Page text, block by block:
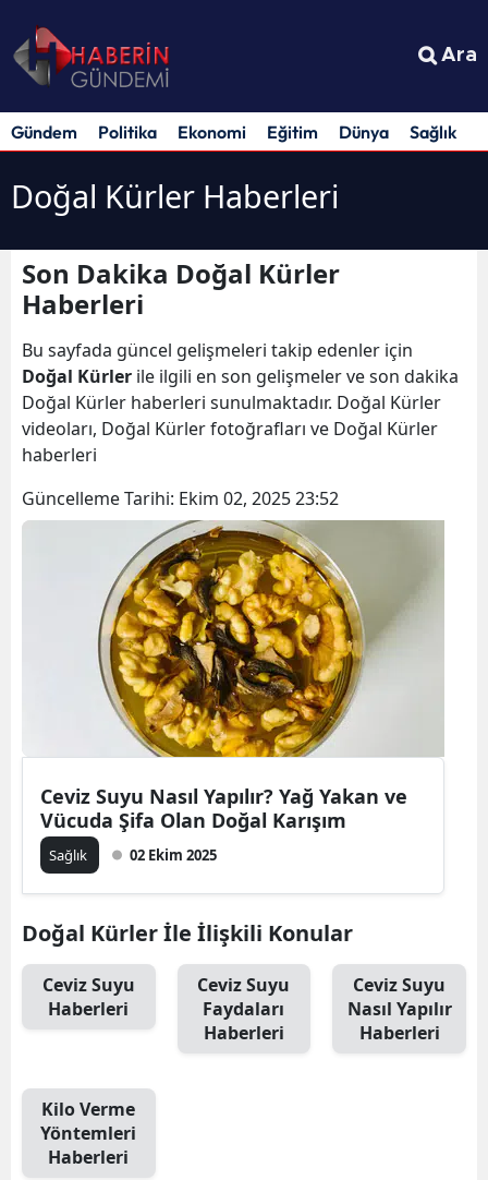
Ara
Gündem Politika Ekonomi Eğitim Dünya Sağlık
Doğal Kürler Haberleri
Son Dakika Doğal Kürler
Haberleri
Bu sayfada güncel gelişmeleri takip edenler için
Doğal Kürler ile ilgili en son gelişmeler ve son dakika
Doğal Kürler haberleri sunulmaktadır. Doğal Kürler
videoları, Doğal Kürler fotoğrafları ve Doğal Kürler
haberleri
Güncelleme Tarihi: Ekim 02, 2025 23:52
Ceviz Suyu Nasıl Yapılır? Yağ Yakan ve
Vücuda Şifa Olan Doğal Karışım
Sağlık 02 Ekim 2025
Doğal Kürler İle İlişkili Konular
Ceviz Suyu
Haberleri
Ceviz Suyu
Faydaları
Haberleri
Ceviz Suyu
Nasıl Yapılır
Haberleri
Kilo Verme
Yöntemleri
Haberleri